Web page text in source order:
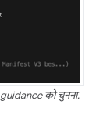
को चुनना.